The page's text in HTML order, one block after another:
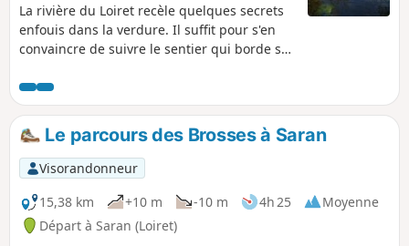
La rivière du Loiret recèle quelques secrets
enfouis dans la verdure. Il suffit pour s'en
convaincre de suivre le sentier qui borde sa
amont de la confluence avec la Loire.
Le parcours des Brosses à Saran
Visorandonneur
15,38 km
+10 m -10 m 4h 25
Moyenne
Départ à Saran (Loiret)